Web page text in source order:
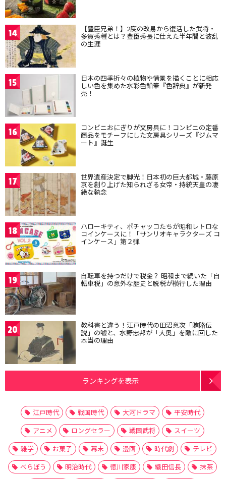
14 【豊臣兄弟！】2度の改易から復活した武将・
多賀秀種とは？豊臣秀長に仕えた半年間と波乱
の生涯
15 日本の四季折々の植物や情景を描くことに相応
しい色を集めた水彩色鉛筆『色辞典』が新発
売！
16 コンビニおにぎりが文房具に！コンビニの定番
商品をモチーフにした文房具シリーズ『ジムマ
ート』誕生
17 世界遺産決定で脚光！日本初の巨大都城・藤原
京を創り上げた知られざる女帝・持統天皇の凄
絶な執念
18 ハローキティ、ポチャッコたちが昭和レトロな
コインケースに！「サンリオキャラクターズ コ
インケース」第２弾
19 自転車を持つだけで税金？ 昭和まで続いた「自
転車税」の意外な歴史と脱税が横行した理由
20 教科書と違う！江戸時代の田沼意次「賄賂伝
説」の嘘と、水野忠邦が「大奥」を敵に回した
本当の理由
ランキングを表示
江戸時代 戦国時代 大河ドラマ
平安時代
アニメ
ロングセラー 戦国武将
スイーツ
雑学
お菓子 幕末 漫画 時代劇
テレビ
べらぼう
明治時代 徳川家康 織田信長
抹茶